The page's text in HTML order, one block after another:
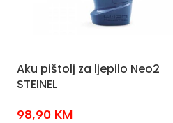
Aku pištolj za ljepilo Neo2
STEINEL
98,90 KM